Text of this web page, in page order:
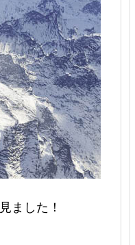
ました！